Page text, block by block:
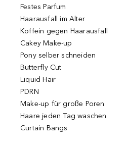
Festes Parfum
Haarausfall im Alter
Koffein gegen Haarausfall
Cakey Make-up
Pony selber schneiden
Butterfly Cut
Liquid Hair
PDRN
Make-up für große Poren
Haare jeden Tag waschen
Curtain Bangs